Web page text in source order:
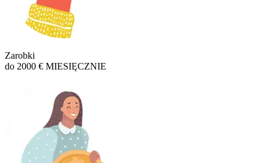
Zarobki
do 2000 € MIESIĘCZNIE